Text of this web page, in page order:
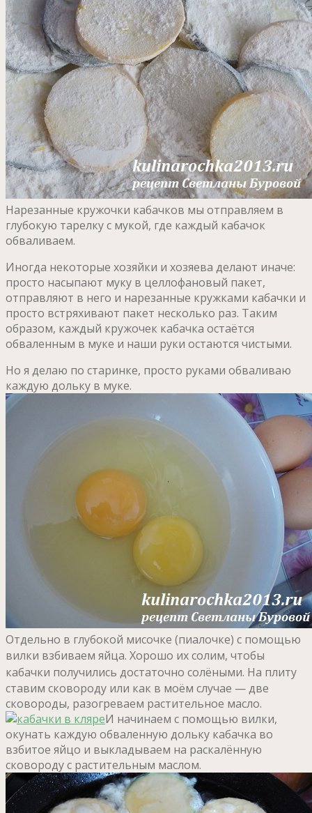
Нарезанные кружочки кабачков мы отправляем в
глубокую тарелку с мукой, где каждый кабачок
обваливаем.
Иногда некоторые хозяйки и хозяева делают иначе:
просто насыпают муку в целлофановый пакет,
отправляют в него и нарезанные кружками кабачки и
просто встряхивают пакет несколько раз. Таким
образом, каждый кружочек кабачка остаётся
обваленным в муке и наши руки остаются чистыми.
Но я делаю по старинке, просто руками обваливаю
каждую дольку в муке.
Отдельно в глубокой мисочке (пиалочке) с помощью
вилки взбиваем яйца. Хорошо их солим, чтобы
кабачки получились достаточно солёными. На плиту
ставим сковороду или как в моём случае — две
сковороды, разогреваем растительное масло.
И начинаем с помощью вилки,
окунать каждую обваленную дольку кабачка во
взбитое яйцо и выкладываем на раскалённую
сковороду с растительным маслом.